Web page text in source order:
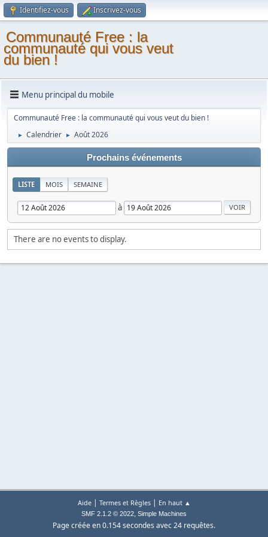
Identifiez-vous Inscrivez-vous
Communauté Free : la
communauté qui vous veut
du bien !
Menu principal du mobile
Communauté Free : la communauté qui vous veut du bien !
► Calendrier ► Août 2026
Prochains événements
LISTE MOIS SEMAINE
à
There are no events to display.
Aide| Termes et Règles| En haut ▲
SMF 2.1.2 © 2022, Simple Machines
Page créée en 0.154 secondes avec 24 requêtes.